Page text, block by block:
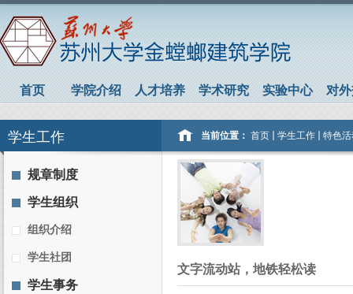
首页 学院介绍 人才培养 学术研究 实验中心 对
学生工作
规章制度
学生组织
组织介绍
学生社团
学生事务
当前位置： 首页 学生工作 特色
文字流动站，地铁轻松读